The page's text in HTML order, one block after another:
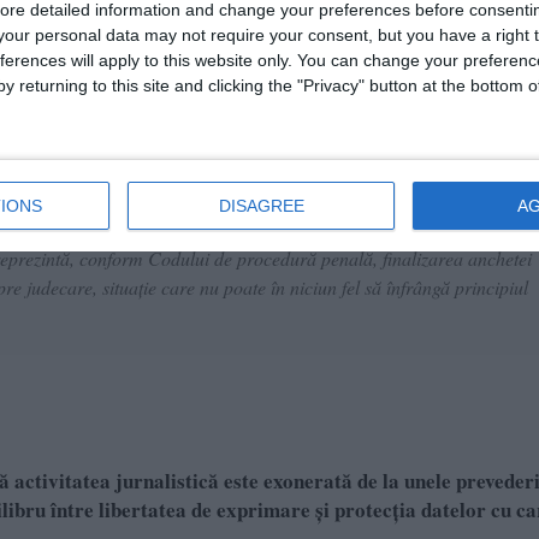
detailed information and change your preferences before
personal data may not require your consent, but you have a right
will apply to this website only. You can change your
returning to this site and clicking the "Privacy" button at the bottom
DISAGREE
impactului, a rezultat decesul numiţilor O.A.S. (21 ani) şi D.R.M.
(18 ani), C.V.A. (20 ani) şi I.C.I. (20 ani). De asemenea, se
a părăsit locul accidentului, fiind ulterior depistat pe raza
stare de arest preventiv, iar, prin rechizitoriu, s-a solicitat menţinerea
conform Codului de procedură penală, finalizarea anchetei
judecare, situaţie care nu poate în niciun fel să înfrângă principiul
activitatea jurnalistică este exonerată de la unele
între libertatea de exprimare și protecția datelor cu